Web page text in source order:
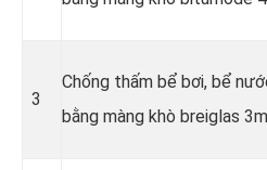
3
Chống thấm bể bơi, bể
bằng màng khò breiglas